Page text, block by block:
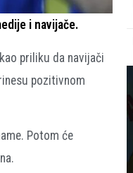
i navijače.
priliku da navijači
pozitivnom
Potom će